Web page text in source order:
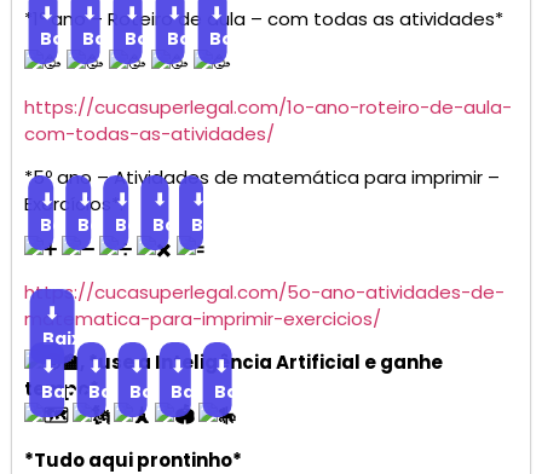
*1º ano – Roteiro de aula – com todas as atividades*
⬇
Baixar
⬇
Baixar
⬇
Baixar
⬇
Baixar
⬇
Baixar
https://cucasuperlegal.com/1o-ano-roteiro-de-aula-
com-todas-as-atividades/
*5º ano – Atividades de matemática para imprimir –
Exercícios*.
⬇
Baixar
⬇
Baixar
⬇
Baixar
⬇
Baixar
⬇
Baixar
https://cucasuperlegal.com/5o-ano-atividades-de-
matematica-para-imprimir-exercicios/
⬇
Baixar
, *use a Inteligência Artificial e ganhe
tempo*
⬇
Baixar
⬇
Baixar
⬇
Baixar
⬇
Baixar
⬇
Baixar
*Tudo aqui prontinho*